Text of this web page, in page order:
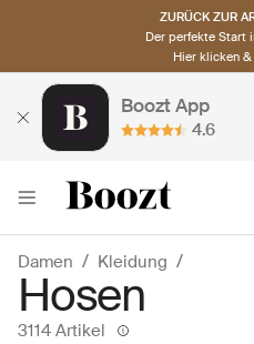
ZURÜCK ZUR
Der perfekte Start
Hier klicken
Boozt App
4.6
Damen Kleidung
Hosen
3114 Artikel